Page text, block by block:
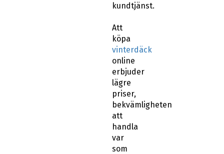
kundtjänst.
Att
köpa
vinterdäck
online
erbjuder
lägre
priser,
bekvämligheten
att
handla
var
som